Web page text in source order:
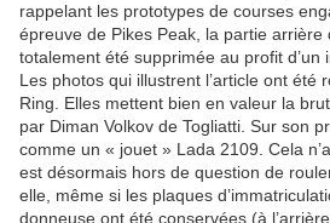
rappelant les prototypes de courses
épreuve de Pikes Peak, la partie
totalement été supprimée au profit d’un
Les photos qui illustrent l’article ont été
Ring. Elles mettent bien en valeur la
par Diman Volkov de Togliatti. Sur son
comme un « jouet » Lada 2109. Cela
est désormais hors de question de
elle, même si les plaques
donneuse ont été conservées (à